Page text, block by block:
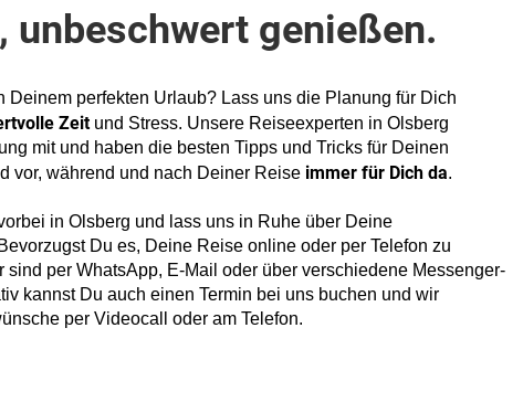
unbeschwert genießen.
Deinem perfekten Urlaub? Lass uns die Planung für Dich
Zeitund Stress. Unsere Reiseexperten in Olsberg
mit und haben die besten Tipps und Tricks für Deinen
vor, während und nach Deiner Reise immer für Dich da.
in Olsberg und lass uns in Ruhe über Deine
Du es, Deine Reise online oder per Telefon zu
sind per WhatsApp, E-Mail oder über verschiedene Messenger-
kannst Du auch einen Termin bei uns buchen und wir
per Videocall oder am Telefon.